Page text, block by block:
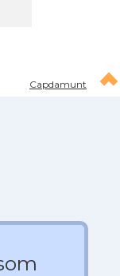
Capdamunt